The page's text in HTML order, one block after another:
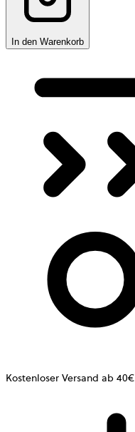
In den Warenkorb
Kostenloser Versand ab 40€